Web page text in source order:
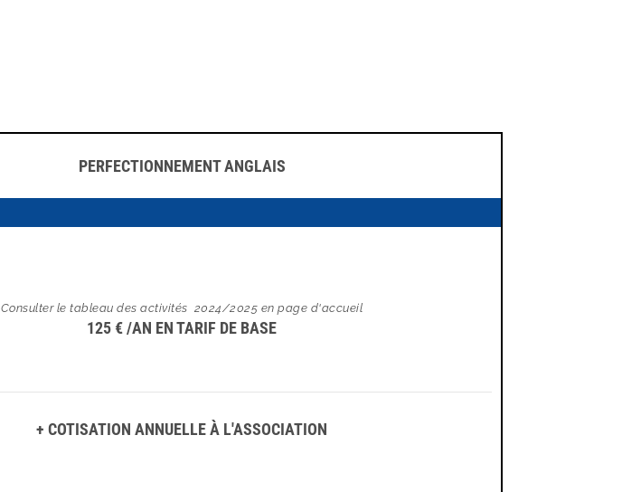
PERFECTIONNEMENT ANGLAIS
Consulter le tableau des activités 2024/2025 en page d'accueil
125 € /AN EN TARIF DE BASE
+ COTISATION ANNUELLE À L'ASSOCIATION